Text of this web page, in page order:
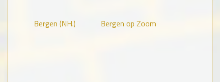
Bergen (NH.) Bergen op Zoom